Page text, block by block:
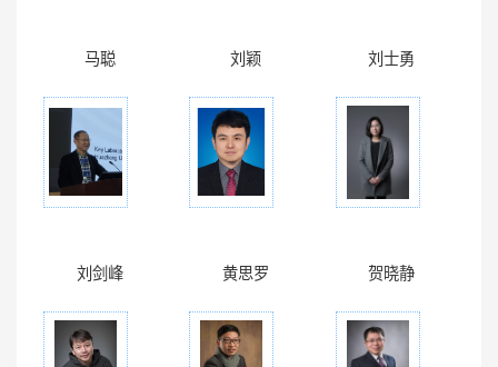
马聪 刘颖 刘士勇
刘剑峰 黄思罗 贺晓静